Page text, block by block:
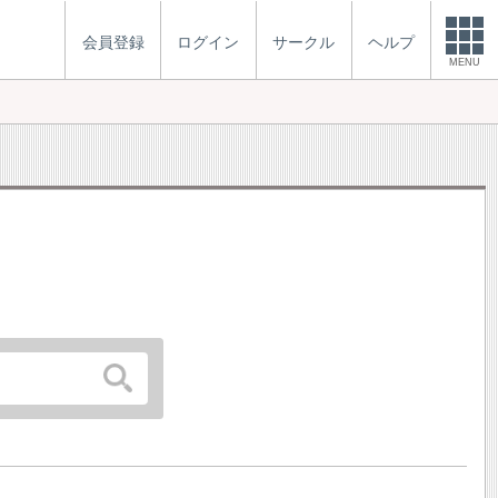
会員登録 ログイン サークル ヘルプ
MENU